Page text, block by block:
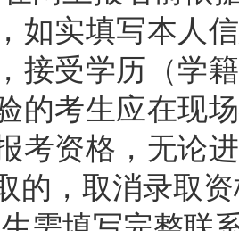
如实填写本人
接受学历（学
的考生应在现
考资格，无论
的，取消录取